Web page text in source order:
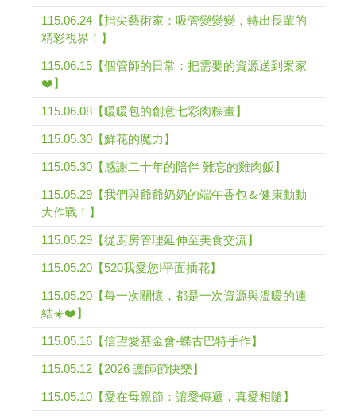
115.06.24【指尖藝術家：吸管變變變，轉出長輩的
精彩視界！】
115.06.15【個管師的日常：把需要的資源送到案家
❤️】
115.06.08【暖暖包的創意七彩肉粽畫】
115.05.30【鮮花的魔力】
115.05.30【感謝二十年的陪伴 難忘的雞肉飯】
115.05.29【我們與爺爺奶奶的端午香包＆健康動動
大作戰！】
115.05.29【從廚房管理延伸至美食交流】
115.05.20【520我愛您!平面插花】
115.05.20【每一次關懷，都是一次資源與溫暖的連
結☀️❤️】
115.05.16【信望愛基金會-蝶古巴特手作】
115.05.12【2026 護師節快樂】
115.05.10【愛在母親節：讓愛傳遞，真愛相隨】